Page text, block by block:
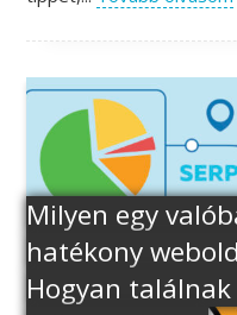
Milyen egy
hatékony
Hogyan